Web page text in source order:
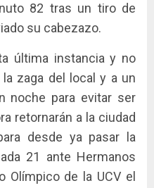
82 tras un tiro de
su cabezazo.
última instancia y no
zaga del local y a un
noche para evitar ser
retornarán a la ciudad
desde ya pasar la
21 ante Hermanos
Olímpico de la UCV el